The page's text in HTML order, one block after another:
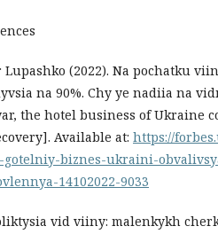
(2022). Na pochatku
na 90%. Chy ye nadiia na
the hotel business of Ukraine
Available at: https://
biznes-ukraini-
14102022-9033
vid viiny: malenkykh